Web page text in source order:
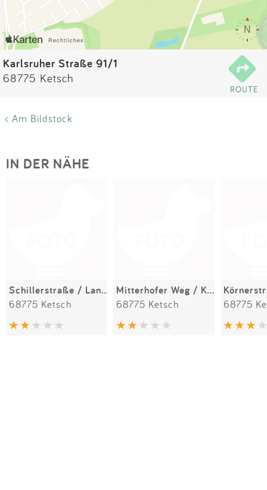
Impressum
Anmelden
Karlsruher Straße 91/1
68775 Ketsch
ROUTE
< Am Bildstock
IN DER NÄHE
Schillerstraße / Lanzstraße
68775 Ketsch
Mitterhofer Weg / Karlsruher Straße
68775 Ketsch 68775